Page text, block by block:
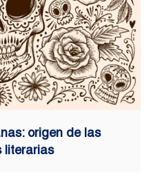
origen de las
literarias